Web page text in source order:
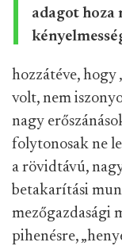
adagot hoza
hozzátéve, hogy
volt, nem
nagy
folytonosak ne
a rövidtávú,
betakarítási
mezőgazdasági
pihenésre,